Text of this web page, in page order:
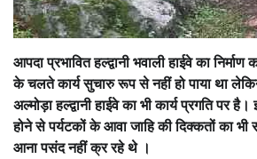
आपदा प्रभावित हल्द्वानी भवाली हाईवे का
के चलते कार्य सुचारु रूप से नहीं हो पाया था
अल्मोड़ा हल्द्वानी हाईवे का भी कार्य प्रगति
होने से पर्यटकों के आवा जाहि की दिक्कतों का भी
आना पसंद नहीं क्र रहे थे ।